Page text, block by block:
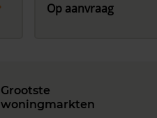
Op aanvraag
Grootste
woningmarkten